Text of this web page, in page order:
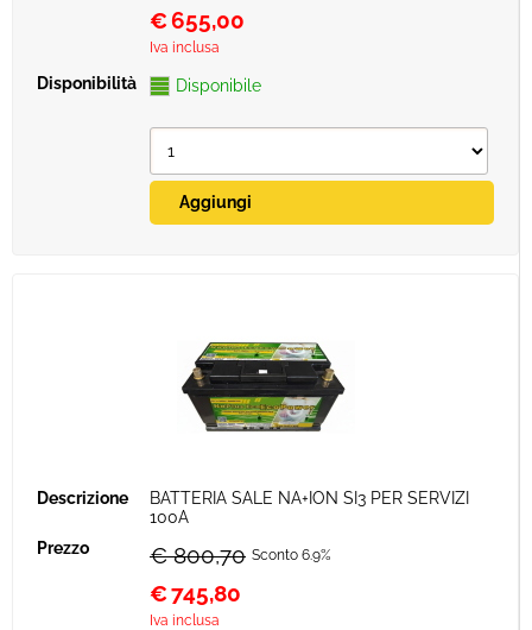
€655,00
Iva inclusa
Disponibile
BATTERIA SALE NA+ION SI3 PER SERVIZI
100A
€ 800,70 Sconto 6.9%
€745,80
Iva inclusa